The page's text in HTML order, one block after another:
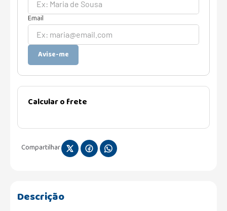
Avise-me
Calcular o frete
Compartilhar
Descrição